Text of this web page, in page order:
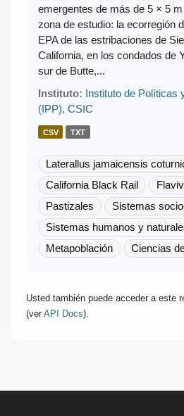
emergentes de más de 5 × 5
zona de estudio: la ecorregión
EPA de las estribaciones de
California, en los condados de
sur de Butte,...
Instituto: Instituto de Políticas
(IPP), CSIC
CSV TXT
Laterallus jamaicensis
California Black Rail
Pastizales
Sistemas
Sistemas humanos y
Metapoblación
Ciencias
Usted también puede acceder a este
(ver API Docs).